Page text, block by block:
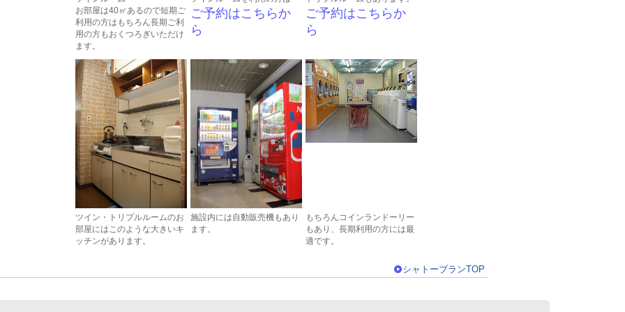
お部屋は40㎡あるので短期ご
利用の方はもちろん長期ご利
用の方もおくつろぎいただけ
ます。
ご予約はこちらか
ら
ご予約はこちらか
ら
ツイン・トリプルルームのお
部屋にはこのような大きいキ
ッチンがあります。
施設内には自動販売機もあり
ます。
もちろんコインランドーリー
もあり、長期利用の方には最
適です。
シャトーブランTOP